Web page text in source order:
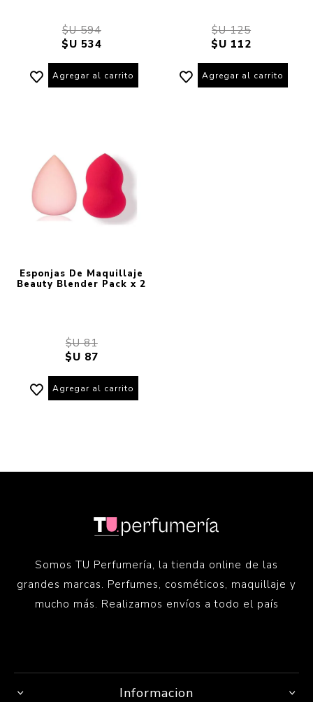
$U 594
$U 534
Agregar al carrito
$U 125
$U 112
Agregar al carrito
Esponjas De Maquillaje
Beauty Blender Pack x 2
$U 81
$U 87
Agregar al carrito
Somos TU Perfumería, la tienda online de las
grandes marcas. Perfumes, cosméticos, maquillaje y
mucho más. Realizamos envíos a todo el país
Informacion